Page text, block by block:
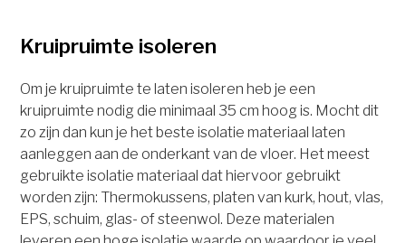
Kruipruimte isoleren
Om je kruipruimte te laten isoleren heb je een
kruipruimte nodig die minimaal 35 cm hoog is. Mocht dit
zo zijn dan kun je het beste isolatie materiaal laten
aanleggen aan de onderkant van de vloer. Het meest
gebruikte isolatie materiaal dat hiervoor gebruikt
worden zijn: Thermokussens, platen van kurk, hout, vlas,
EPS, schuim, glas- of steenwol. Deze materialen